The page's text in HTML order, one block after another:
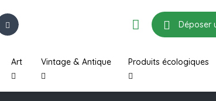
Déposer
Art Vintage & Antique Produits écologiques